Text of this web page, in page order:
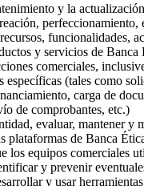
y la
perfeccionamiento,
funcionalidades,
y servicios de Banca
comerciales,
específicas (tales como
carga de
de comprobantes, etc.)
evaluar, mantener y
plataformas de Banca
los equipos comerciales
y prevenir
y usar